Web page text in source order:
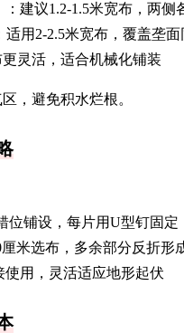
：建议1.2-1.5米宽布，两侧
适用2-2.5米宽布，覆盖垄
更灵活，适合机械化铺装
，避免积水烂根。
位铺设，每片用U型钉固
厘米选布，多余部分反折形
使用，灵活适应地形起伏